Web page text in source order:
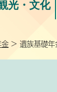
光・文化
> 遺族基礎年